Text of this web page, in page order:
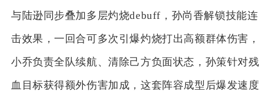
与陆逊同步叠加多层灼烧debuff，孙尚香解锁技能连
击效果，一回合可多次引爆灼烧打出高额群体伤害，
小乔负责全队续航、清除己方负面状态，孙策针对残
血目标获得额外伤害加成，这套阵容成型后爆发速度